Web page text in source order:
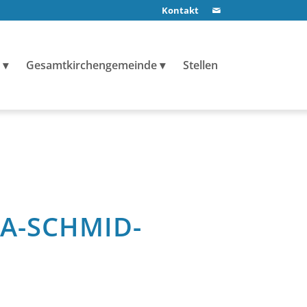
Kontakt
Gesamtkirchengemeinde Stellen
SCHMID-